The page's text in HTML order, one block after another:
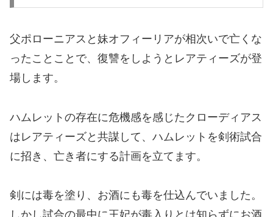
父ポローニアスと妹オフィーリアが相次いで亡くな
ったことことで、復讐をしようとレアティーズが登
場します。
ハムレットの存在に危機感を感じたクローディアス
はレアティーズと共謀して、ハムレットを剣術試合
に招き、亡き者にする計画を立てます。
剣には毒を塗り、お酒にも毒を仕込んでいました。